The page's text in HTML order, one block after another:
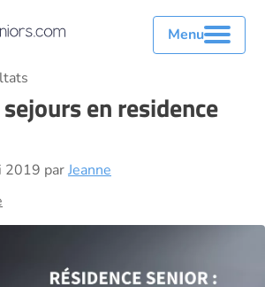
Menu
en residence
2019 parJeanne